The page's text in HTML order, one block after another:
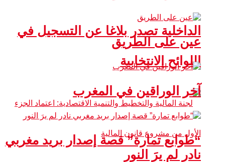
الداخلية تصدر بلاغا عن التسجيل في
اللوائح الانتخابية
عين على الطريق
آخر الوراقين في المغرب
“طوابع تمارة” قصة إصدار بريد مغربي
نادر لم يرَ النور